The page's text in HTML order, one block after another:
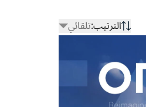
الترتيب:تلقائي